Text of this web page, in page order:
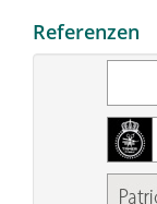
Referenzen